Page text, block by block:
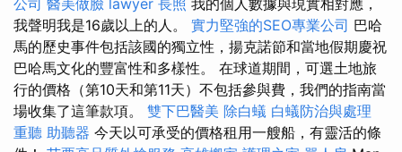
公司 醫美做臉 lawyer 長照 我的個人數據與現實相對應，
我聲明我是16歲以上的人。 實力堅強的SEO專業公司 巴哈
馬的歷史事件包括該國的獨立性，揚克諾節和當地假期慶祝
巴哈馬文化的豐富性和多樣性。 在球道期間，可選土地旅
行的價格（第10天和第11天）不包括參與費，我們的指南當
場收集了這筆款項。 雙下巴醫美 除白蟻 白蟻防治與處理
重聽 助聽器 今天以可承受的價格租用一艘船，有靈活的條